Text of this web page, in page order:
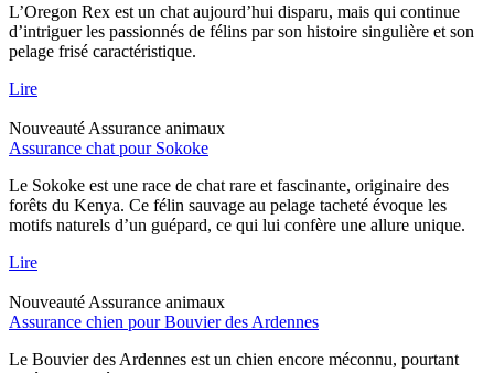
L’Oregon Rex est un chat aujourd’hui disparu, mais qui continue
d’intriguer les passionnés de félins par son histoire singulière et son
pelage frisé caractéristique.
Lire
Nouveauté Assurance animaux
Assurance chat pour Sokoke
Le Sokoke est une race de chat rare et fascinante, originaire des
forêts du Kenya. Ce félin sauvage au pelage tacheté évoque les
motifs naturels d’un guépard, ce qui lui confère une allure unique.
Lire
Nouveauté Assurance animaux
Assurance chien pour Bouvier des Ardennes
Le Bouvier des Ardennes est un chien encore méconnu, pourtant